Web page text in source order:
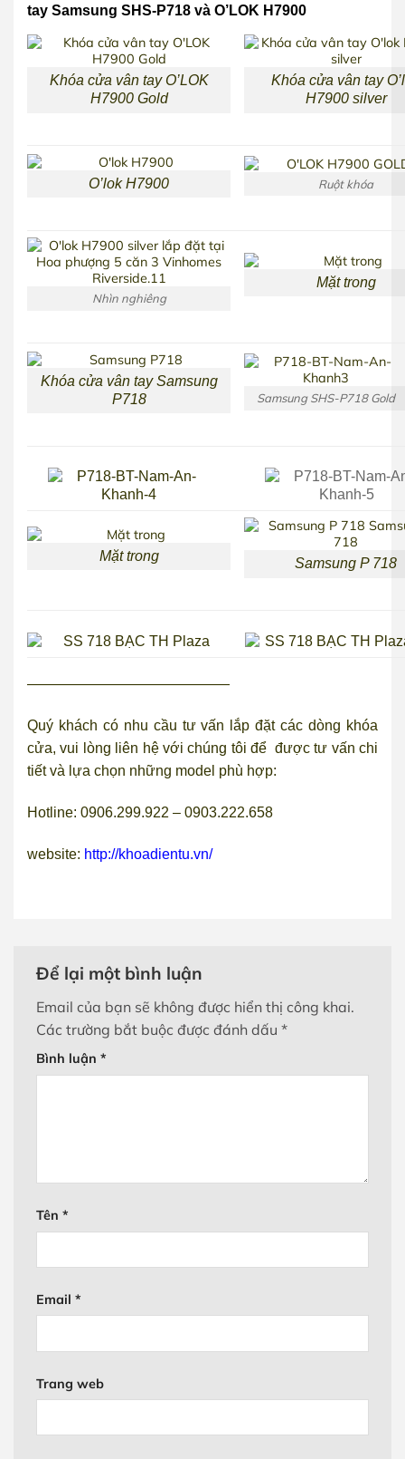
tay Samsung SHS-P718 và O’LOK H7900
Khóa cửa vân tay O’LOK
H7900 Gold
Khóa cửa vân tay
H7900 silver
O’lok H7900 Ruột khóa
Nhìn nghiêng
Mặt trong
Khóa cửa vân tay Samsung
P718
Samsung SHS-P718 Gold
Mặt trong
Samsung P 718
——————————————
Quý khách có nhu cầu tư vấn lắp đặt các dòng khóa
cửa, vui lòng liên hệ với chúng tôi để được tư vấn chi
tiết và lựa chọn những model phù hợp:
Hotline: 0906.299.922 – 0903.222.658
website: http://khoadientu.vn/
Để lại một bình luận
Email của bạn sẽ không được hiển thị công khai.
Các trường bắt buộc được đánh dấu *
Bình luận *
Tên *
Email *
Trang web